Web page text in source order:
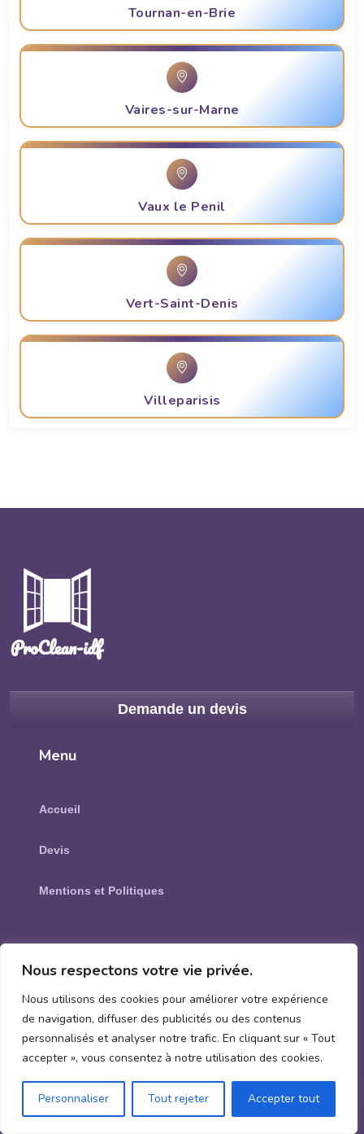
Nous respectons votre vie privée.
Nous utilisons des cookies pour améliorer votre expérience
de navigation, diffuser des publicités ou des contenus
personnalisés et analyser notre trafic. En cliquant sur « Tout
accepter », vous consentez à notre utilisation des cookies.
Personnaliser Tout rejeter Accepter tout
Tournan-en-Brie
Vaires-sur-Marne
Vaux le Penil
Vert-Saint-Denis
Villeparisis
Demande un devis
Menu
Accueil
Devis
Mentions et Politiques
Services
Nettoyage de Vitres
Nettoyage de Vérandas
Nettoyage de Verrière